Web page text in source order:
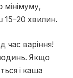
хвилин.
час варіння!
Якщо
і каша